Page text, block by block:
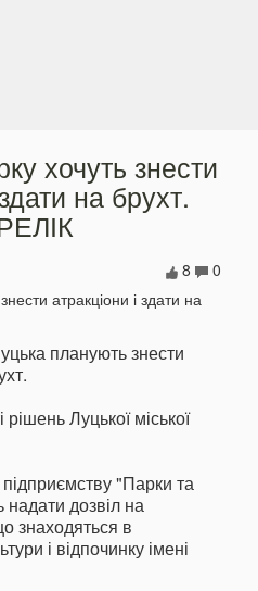
хочуть знести
на брухт.
0
8
планують знести
Луцької міської
"Парки та
дозвіл на
знаходяться в
і відпочинку імені